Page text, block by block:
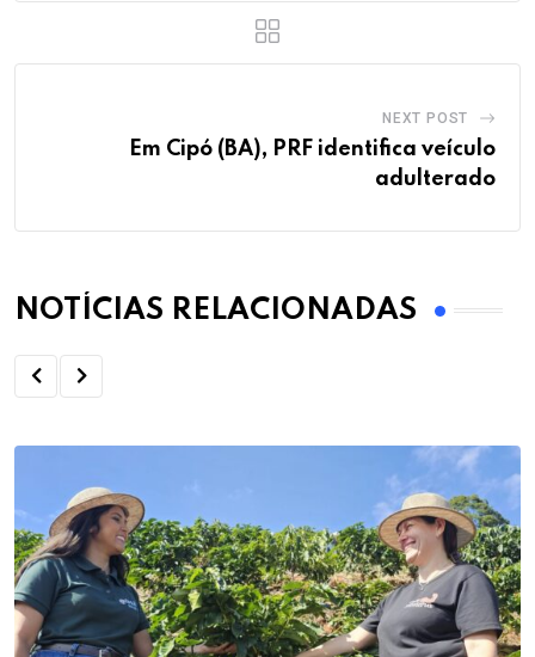
NEXT POST
Em Cipó (BA), PRF identifica veículo
adulterado
NOTÍCIAS RELACIONADAS